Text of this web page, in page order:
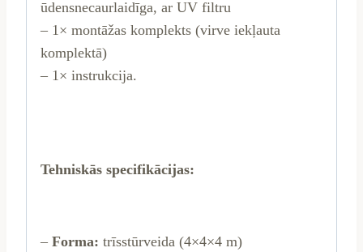
ūdensnecaurlaidīga, ar UV filtru
– 1× montāžas komplekts (virve iekļauta
komplektā)
– 1× instrukcija.
Tehniskās specifikācijas:
– Forma: trīsstūrveida (4×4×4 m)